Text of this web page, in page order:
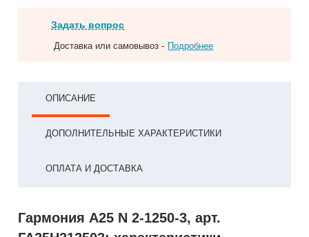
Задать вопрос
Доставка или самовывоз - Подробнее
ОПИСАНИЕ
ДОПОЛНИТЕЛЬНЫЕ ХАРАКТЕРИСТИКИ
ОПЛАТА И ДОСТАВКА
Гармония А25 N 2-1250-3, арт.